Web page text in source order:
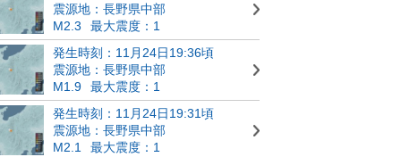
震源地：長野県中部
M2.3
最大震度：1
発生時刻：11月24日19:36頃
震源地：長野県中部
M1.9
最大震度：1
発生時刻：11月24日19:31頃
震源地：長野県中部
M2.1
最大震度：1